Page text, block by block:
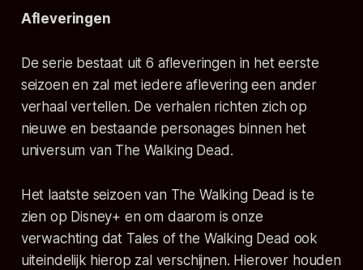
Afleveringen
De serie bestaat uit 6 afleveringen in het eerste
seizoen en zal met iedere aflevering een ander
verhaal vertellen. De verhalen richten zich op
nieuwe en bestaande personages binnen het
universum van The Walking Dead.
Het laatste seizoen van The Walking Dead is te
zien op Disney+ en om daarom is onze
verwachting dat Tales of the Walking Dead ook
uiteindelijk hierop zal verschijnen. Hierover houden